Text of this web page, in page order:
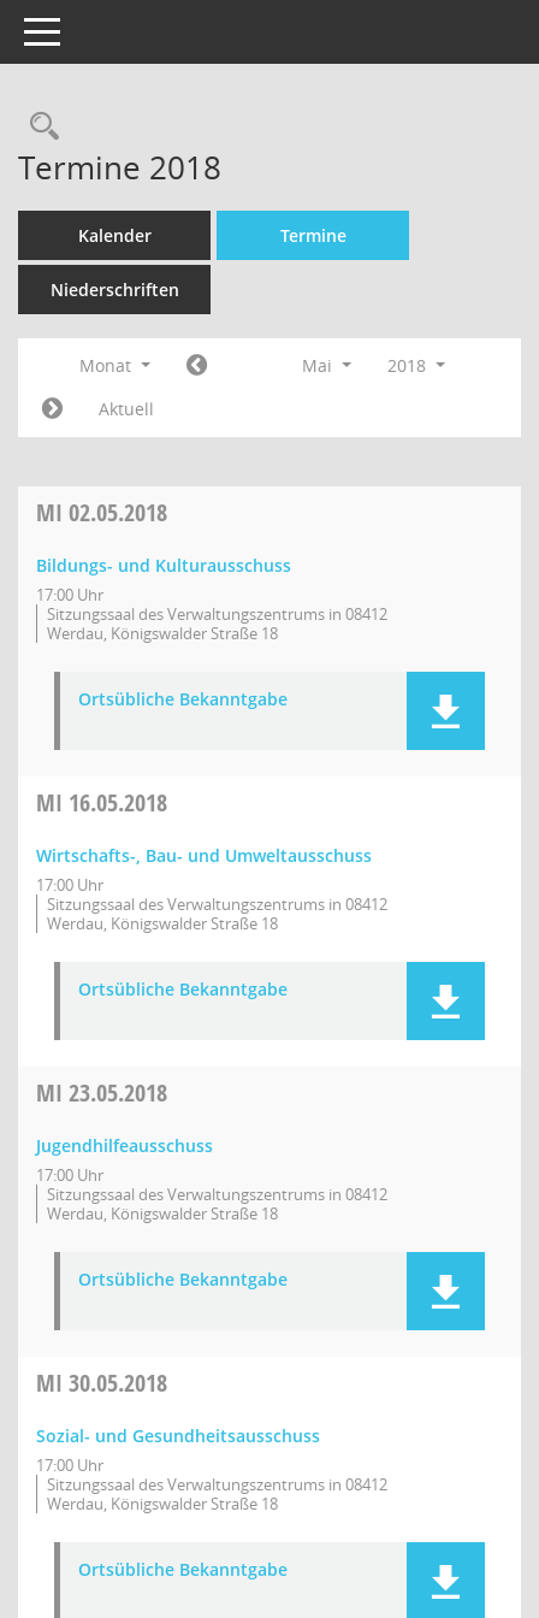
Toggle navigation
Termine 2018
Kalender Termine
Niederschriften
Monat Mai
2018
Aktuell
MI 02.05.2018
Bildungs- und Kulturausschuss
17:00 Uhr
Sitzungssaal des Verwaltungszentrums in 08412
Werdau, Königswalder Straße 18
Ortsübliche Bekanntgabe
MI 16.05.2018
Wirtschafts-, Bau- und Umweltausschuss
17:00 Uhr
Sitzungssaal des Verwaltungszentrums in 08412
Werdau, Königswalder Straße 18
Ortsübliche Bekanntgabe
MI 23.05.2018
Jugendhilfeausschuss
17:00 Uhr
Sitzungssaal des Verwaltungszentrums in 08412
Werdau, Königswalder Straße 18
Ortsübliche Bekanntgabe
MI 30.05.2018
Sozial- und Gesundheitsausschuss
17:00 Uhr
Sitzungssaal des Verwaltungszentrums in 08412
Werdau, Königswalder Straße 18
Ortsübliche Bekanntgabe